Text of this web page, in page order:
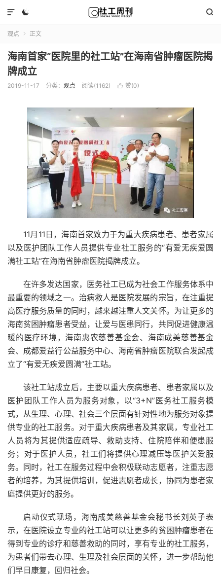
 

观点  正文
海南首家“医院里的社工站”在海南省肿瘤医院揭
牌成立
2019-11-17 分类： 观点 阅读(1162)  赞(0)
11月11日，海南首家致力于为重大疾病患者、患者家属
以及医护团队工作人员提供专业社工服务的“有爱无疾爱圆
满社工站”在海南省肿瘤医院揭牌成立。
在许多发达国家，医务社工已成为社会工作服务体系中
最重要的领域之一。治病救人是医院发展的宗旨，在注重提
高医疗服务质量的同时，越来越注重人文关怀。为让更多的
海南贫困肿瘤患者受益，让爱与医患同行，共同促进健康温
暖的医疗环境，海南惠农慈善基金会、海南成美慈善基金
会、成都爱益行公益服务中心、海南省肿瘤医院联合发起成
立了“有爱无疾爱圆满”社工站。
该社工站成立后，主要以重大疾病患者、患者家属以及
医护团队工作人员为服务对象，以“3+N”医务社工服务模
式，从生理、心理、社会三个层面有针对性地为服务对象提
供专业的社工服务。对于重大疾病患者及其家属，专业社工
人员将为其提供适应疏导、救助支持、住院陪伴和便患服
务；对于医护人员，社工们将提供心理减压等医护关爱服
务。同时，社工在服务过程中会积极联动志愿者，注重志愿
者的培养，为其提供培训，促进志愿者成长，协同为患者家
庭提供更好的服务。
启动仪式现场，海南成美慈善基金会秘书长刘英子表
示，在医院设立专业的社工站可以让更多的贫困肿瘤患者在
得到专业的诊疗和慈善救助的同时，享有专业的社工服务，
为患者们带去心理、生理及社会层面的关怀，进一步帮助他
们早日康复，回归社会。